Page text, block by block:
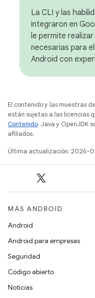
La CLI y las
integraron en
le permite
necesarias para
Android con
El contenido y las muestras
están sujetas a las licencias
Contenido. Java y OpenJDK
afiliados.
Última actualización: 2026-
MÁS ANDROID
Android
Android para empresas
Seguridad
Código abierto
Noticias